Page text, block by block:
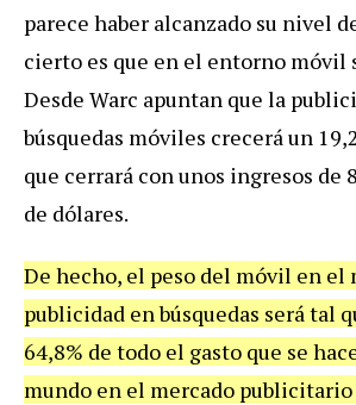
parece haber alcanzado su nivel
cierto es que en el entorno móvil
Desde Warc apuntan que la
búsquedas móviles crecerá un
que cerrará con unos ingresos de
de dólares.
De hecho, el peso del móvil en el
publicidad en búsquedas será tal
64,8% de todo el gasto que se
mundo en el mercado publicitario